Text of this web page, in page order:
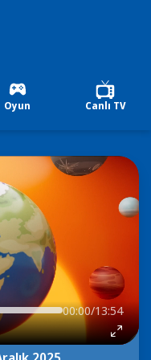
Oyun Canlı TV
00:00/13:54